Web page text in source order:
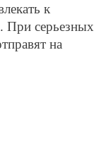
к
При серьезных
на